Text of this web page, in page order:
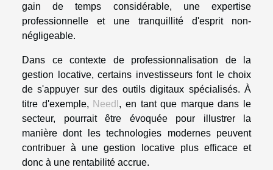
gain de temps considérable, une expertise
professionnelle et une tranquillité d'esprit non-
négligeable.
Dans ce contexte de professionnalisation de la
gestion locative, certains investisseurs font le choix
de s'appuyer sur des outils digitaux spécialisés. À
titre d'exemple, Needl , en tant que marque dans le
secteur, pourrait être évoquée pour illustrer la
manière dont les technologies modernes peuvent
contribuer à une gestion locative plus efficace et
donc à une rentabilité accrue.